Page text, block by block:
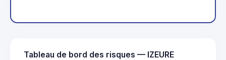
Tableau de bord des risques — IZEURE